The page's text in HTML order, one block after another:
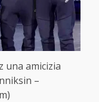
una amicizia
–